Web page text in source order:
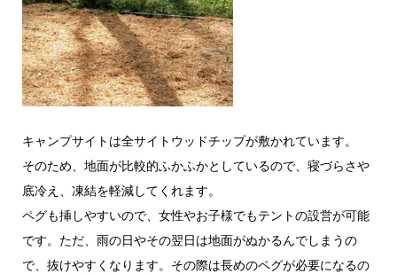
キャンプサイトは全サイトウッドチップが敷かれています。
そのため、地面が比較的ふかふかとしているので、寝づらさや
底冷え、凍結を軽減してくれます。
ペグも挿しやすいので、女性やお子様でもテントの設営が可能
です。ただ、雨の日やその翌日は地面がぬかるんでしまうの
で、抜けやすくなります。その際は長めのペグが必要になるの